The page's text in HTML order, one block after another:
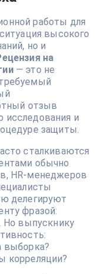
работы для
высокого
но и
на
— это не
отзыв
исследования и
защиты.
сталкиваются
обычно
HR-менеджеров
делегируют
фразой:
Но выпускнику
выборка?
корреляции?